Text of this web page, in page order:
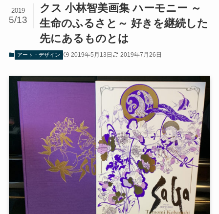
クス 小林智美画集 ハーモニー ～
生命のふるさと～ 好きを継続した
先にあるものとは
2019
5/13
アート・デザイン 2019年5月13日 2019年7月26日